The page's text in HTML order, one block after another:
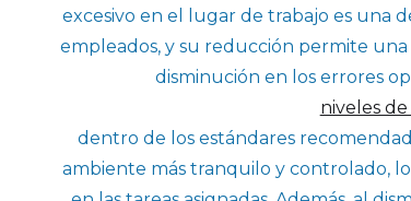
excesivo en el lugar de trabajo es una
empleados, y su reducción permite
disminución en los errores
niveles
dentro de los estándares
ambiente más tranquilo y controlado,